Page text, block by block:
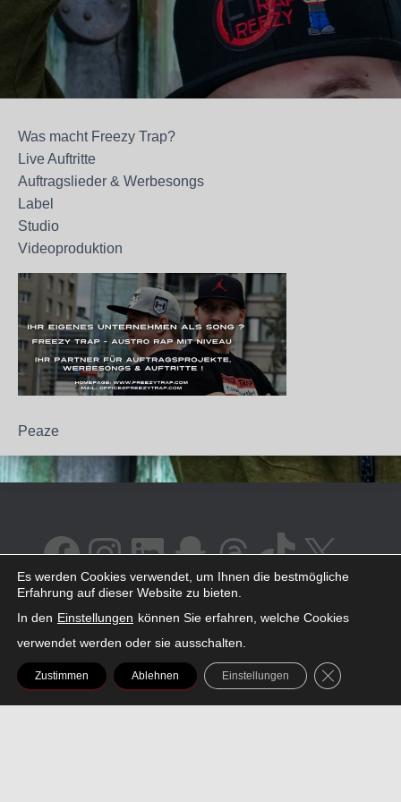
Was macht Freezy Trap?
Live Auftritte
Auftragslieder & Werbesongs
Label
Studio
Videoproduktion
Peaze
FACEBOOK INSTAGRAM LINKEDIN SNAPCHAT THREADS TIKTOK
AMAZON SPOTIFY
Es werden Cookies verwendet, um Ihnen die bestmögliche
Erfahrung auf dieser Website zu bieten.
In den Einstellungen können Sie erfahren, welche Cookies
verwendet werden oder sie ausschalten.
Zustimmen Ablehnen Einstellungen GDPR